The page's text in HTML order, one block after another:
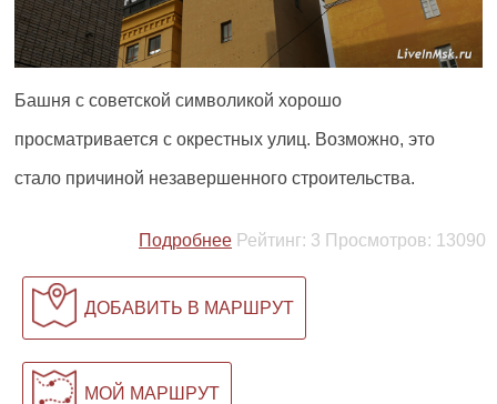
Башня с советской символикой хорошо
просматривается с окрестных улиц. Возможно, это
стало причиной незавершенного строительства.
Подробнее Рейтинг: 3 Просмотров: 13090
ДОБАВИТЬ В МАРШРУТ
МОЙ МАРШРУТ